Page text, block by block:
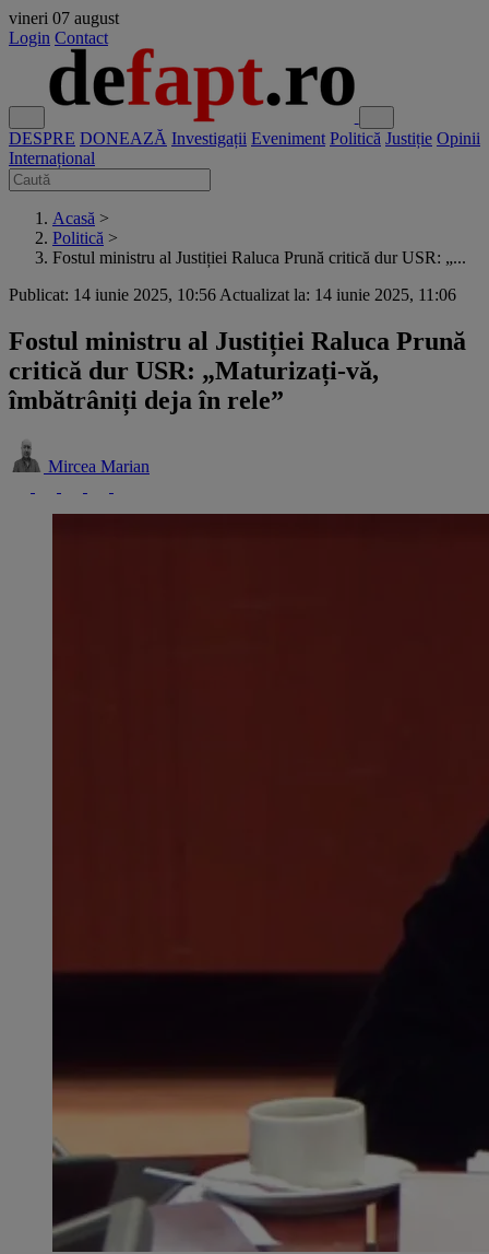
vineri 07 august
Login Contact
DESPRE DONEAZĂ Investigații Eveniment Politică Justiție Opinii
Internațional
Acasă >
Politică >
Fostul ministru al Justiției Raluca Prună critică dur USR: „...
Publicat: 14 iunie 2025, 10:56 Actualizat la: 14 iunie 2025, 11:06
Fostul ministru al Justiției Raluca Prună
critică dur USR: „Maturizați-vă,
îmbătrâniți deja în rele”
Mircea Marian